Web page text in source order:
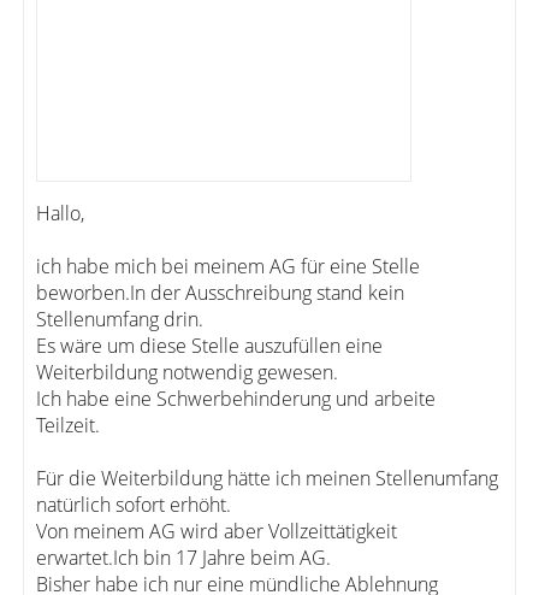
Hallo,
ich habe mich bei meinem AG für eine Stelle
beworben.In der Ausschreibung stand kein
Stellenumfang drin.
Es wäre um diese Stelle auszufüllen eine
Weiterbildung notwendig gewesen.
Ich habe eine Schwerbehinderung und arbeite
Teilzeit.
Für die Weiterbildung hätte ich meinen Stellenumfang
natürlich sofort erhöht.
Von meinem AG wird aber Vollzeittätigkeit
erwartet.Ich bin 17 Jahre beim AG.
Bisher habe ich nur eine mündliche Ablehnung